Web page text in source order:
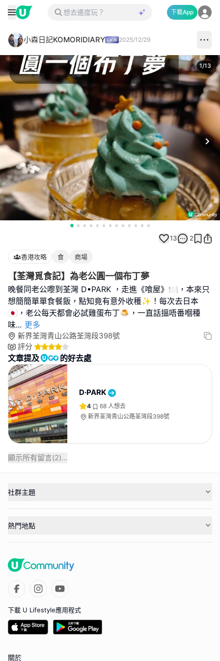
下載App
小森日記KOMORIDIARY 2025/12/29
1/13
13 2
香港攻略 食 商場
【荃灣覓食記】為老公圓一個布丁夢
晚餐同老公嚟到荃灣 D•PARK ，走進《喰屋》🍽️，本來只
想簡簡單單食餐飯，點知竟有意外收穫✨！每次去日本
🇯🇵，老公每天都會必試雞蛋布丁🍮，一直話搵唔番嗰種
味... 更多
新界荃灣青山公路荃灣段398號
評分
文章提及 的好去處
D·PARK
4 68 人想去
新界荃灣青山公路荃灣段398號
顯示所有留言(2)...
社群主題
熱門地點
下載 U Lifestyle應用程式
關於